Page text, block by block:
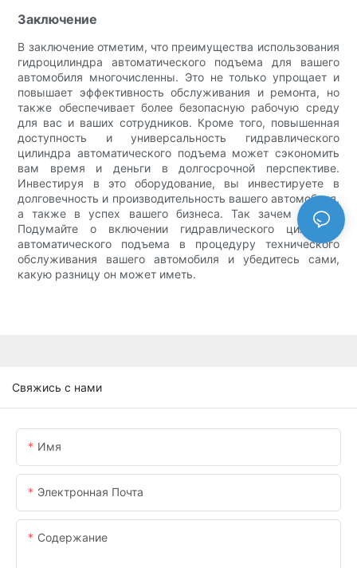
Заключение
В заключение отметим, что преимущества использования
гидроцилиндра автоматического подъема для вашего
автомобиля многочисленны. Это не только упрощает и
повышает эффективность обслуживания и ремонта, но
также обеспечивает более безопасную рабочую среду
для вас и ваших сотрудников. Кроме того, повышенная
доступность и универсальность гидравлического
цилиндра автоматического подъема может сэкономить
вам время и деньги в долгосрочной перспективе.
Инвестируя в это оборудование, вы инвестируете в
долговечность и производительность вашего автомобиля,
а также в успех вашего бизнеса. Так зачем ждать?
Подумайте о включении гидравлического цилиндра
автоматического подъема в процедуру технического
обслуживания вашего автомобиля и убедитесь сами,
какую разницу он может иметь.
Свяжись с нами
Имя
Электронная Почта
Содержание